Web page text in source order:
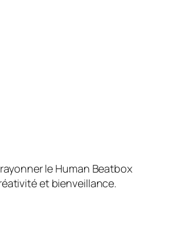
le Human Beatbox
et bienveillance.